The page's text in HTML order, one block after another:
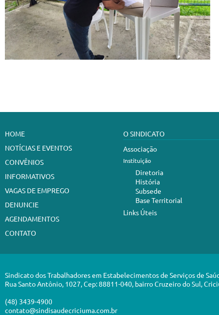
HOME
NOTÍCIAS E EVENTOS
CONVÊNIOS
INFORMATIVOS
VAGAS DE EMPREGO
DENUNCIE
AGENDAMENTOS
CONTATO
O SINDICATO
Associação
Instituição
Diretoria
História
Subsede
Base Territorial
Links Úteis
Sindicato dos Trabalhadores em Estabelecimentos de Serviços de
Rua Santo Antônio, 1027, Cep: 88811-040, bairro Cruzeiro do Sul,
(48) 3439-4900
contato@sindisaudecriciuma.com.br